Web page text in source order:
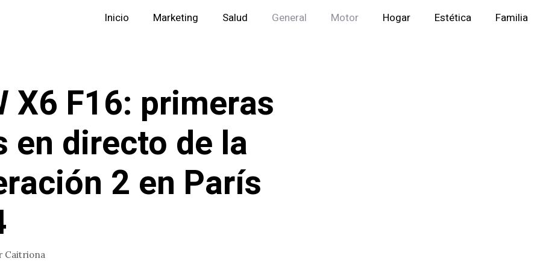
Inicio Marketing Salud General Motor Hogar Estética Familia
X6 F16: primeras
en directo de la
2 en París
Caitriona